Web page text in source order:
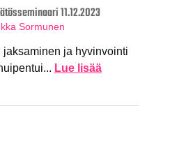
11.12.2023
Sormunen
ja hyvinvointi
Lue lisää